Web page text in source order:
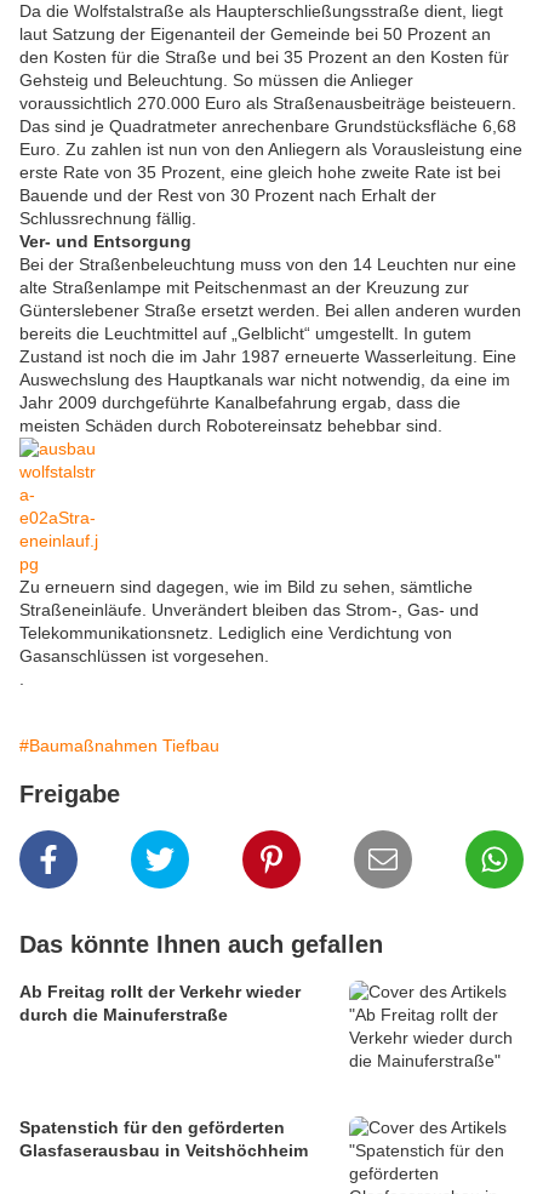
Da die Wolfstalstraße als Haupterschließungsstraße dient, liegt
laut Satzung der Eigenanteil der Gemeinde bei 50 Prozent an
den Kosten für die Straße und bei 35 Prozent an den Kosten für
Gehsteig und Beleuchtung. So müssen die Anlieger
voraussichtlich 270.000 Euro als Straßenausbeiträge beisteuern.
Das sind je Quadratmeter anrechenbare Grundstücksfläche 6,68
Euro. Zu zahlen ist nun von den Anliegern als Vorausleistung eine
erste Rate von 35 Prozent, eine gleich hohe zweite Rate ist bei
Bauende und der Rest von 30 Prozent nach Erhalt der
Schlussrechnung fällig.
Ver- und Entsorgung
Bei der Straßenbeleuchtung muss von den 14 Leuchten nur eine
alte Straßenlampe mit Peitschenmast an der Kreuzung zur
Günterslebener Straße ersetzt werden. Bei allen anderen wurden
bereits die Leuchtmittel auf „Gelblicht“ umgestellt. In gutem
Zustand ist noch die im Jahr 1987 erneuerte Wasserleitung. Eine
Auswechslung des Hauptkanals war nicht notwendig, da eine im
Jahr 2009 durchgeführte Kanalbefahrung ergab, dass die
meisten Schäden durch Robotereinsatz behebbar sind.
Zu erneuern sind dagegen, wie im Bild zu sehen, sämtliche
Straßeneinläufe. Unverändert bleiben das Strom-, Gas- und
Telekommunikationsnetz. Lediglich eine Verdichtung von
Gasanschlüssen ist vorgesehen.
#Baumaßnahmen Tiefbau
Freigabe
Das könnte Ihnen auch gefallen
Ab Freitag rollt der Verkehr wieder
durch die Mainuferstraße
Spatenstich für den geförderten
Glasfaserausbau in Veitshöchheim